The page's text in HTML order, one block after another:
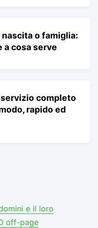
o famiglia:
a cosa serve
completo
rapido ed
e il loro
off-page